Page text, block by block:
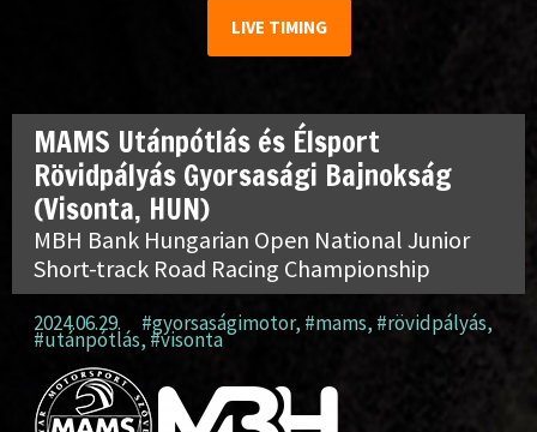
LIVE TIMING
MAMS Utánpótlás és Élsport
Rövidpályás Gyorsasági Bajnokság
(Visonta, HUN)
MBH Bank Hungarian Open National Junior
Short-track Road Racing Championship
2024.06.29. #gyorsaságimotor, #mams, #rövidpályás,
#utánpótlás, #visonta